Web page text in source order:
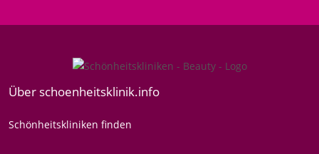
Über schoenheitsklinik.info
Schönheitskliniken finden